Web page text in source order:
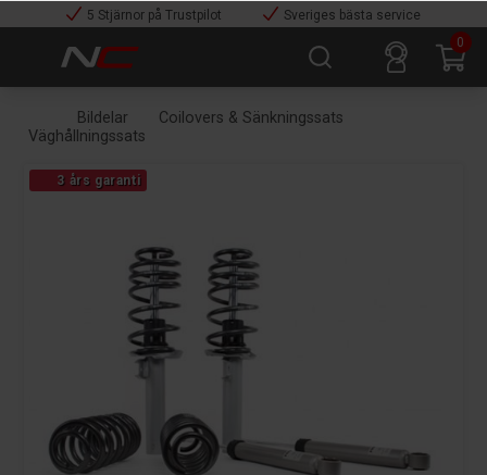
5 Stjärnor på Trustpilot
Sveriges bästa service
0
Bildelar
Coilovers & Sänkningssats
Väghållningssats
3 års garanti